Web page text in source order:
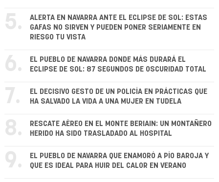
5.
ALERTA EN NAVARRA ANTE EL ECLIPSE DE SOL: ESTAS
GAFAS NO SIRVEN Y PUEDEN PONER SERIAMENTE EN
RIESGO TU VISTA
6.
EL PUEBLO DE NAVARRA DONDE MÁS DURARÁ EL
ECLIPSE DE SOL: 87 SEGUNDOS DE OSCURIDAD TOTAL
7.
EL DECISIVO GESTO DE UN POLICÍA EN PRÁCTICAS QUE
HA SALVADO LA VIDA A UNA MUJER EN TUDELA
8.
RESCATE AÉREO EN EL MONTE BERIAIN: UN MONTAÑERO
HERIDO HA SIDO TRASLADADO AL HOSPITAL
9.
EL PUEBLO DE NAVARRA QUE ENAMORÓ A PÍO BAROJA Y
QUE ES IDEAL PARA HUIR DEL CALOR EN VERANO